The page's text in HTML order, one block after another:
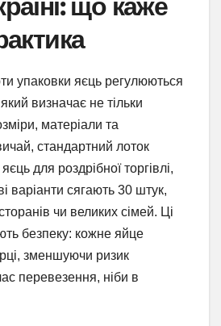
упаковки яєць регулюються
визначає не тільки
матеріали та
стандартний лоток
для роздрібної торгівлі,
варіанти сягають 30 штук,
чи великих сімей. Ці
безпеку: кожне яйце
зменшуючи ризик
перевезення, ніби в